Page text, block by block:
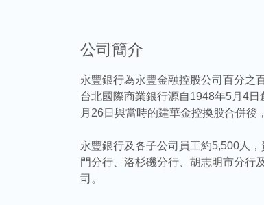
公司簡介
永豐銀行為永豐金融控股公司百分之
台北國際商業銀行源自1948年5月4
月26日與當時的建華金控換股合併後
永豐銀行及各子公司員工約5,500人
門分行、洛杉磯分行、胡志明市分行
司。